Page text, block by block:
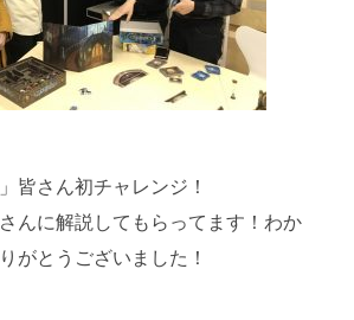
皆さん初チャレンジ！
んに解説してもらってます！わか
がとうございました！